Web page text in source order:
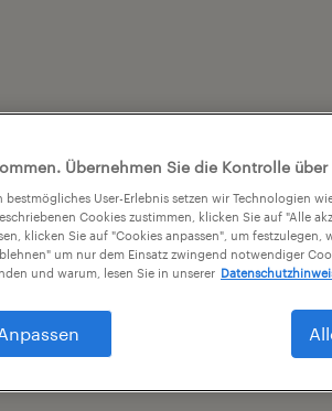
Übernehmen Sie die Kontrolle über
bestmögliches User-Erlebnis setzen wir Technologien
Cookies zustimmen, klicken Sie auf "Alle
klicken Sie auf "Cookies anpassen", um
um nur dem Einsatz zwingend notwendiger
und warum, lesen Sie in unserer